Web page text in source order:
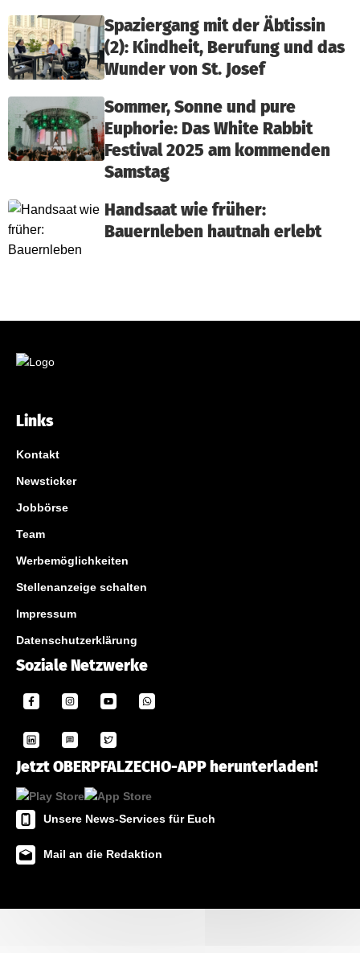
Spaziergang mit der Äbtissin
(2): Kindheit, Berufung und das
Wunder von St. Josef
Sommer, Sonne und pure
Euphorie: Das White Rabbit
Festival 2025 am kommenden
Samstag
Handsaat wie früher:
Bauernleben hautnah erlebt
Links
Kontakt
Newsticker
Jobbörse
Team
Werbemöglichkeiten
Stellenanzeige schalten
Impressum
Datenschutzerklärung
Soziale Netzwerke
Jetzt OBERPFALZECHO-APP herunterladen!
Unsere News-Services für Euch
Mail an die Redaktion